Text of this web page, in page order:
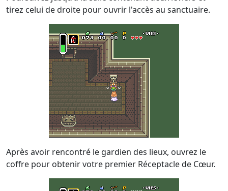
tirez celui de droite pour ouvrir l'accès au sanctuaire.
Après avoir rencontré le gardien des lieux, ouvrez le
coffre pour obtenir votre premier Réceptacle de Cœur.